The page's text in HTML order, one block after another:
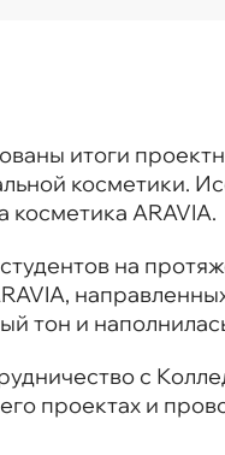
итоги
косметики.
косметика ARAVIA.
на
тон и
с
проектах и